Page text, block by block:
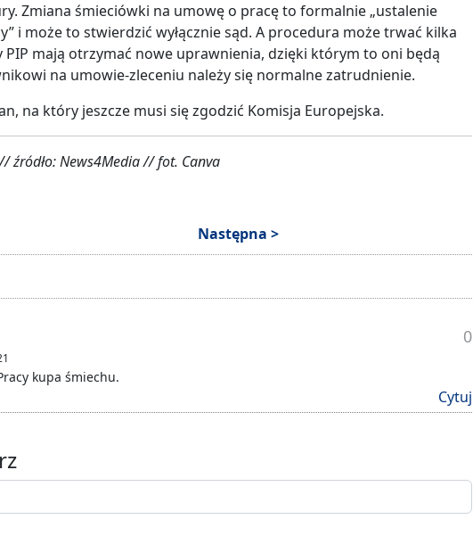
Zmiana śmieciówki na umowę o pracę to formalnie „ustalenie
i może to stwierdzić wyłącznie sąd. A procedura może trwać kilka
mają otrzymać nowe uprawnienia, dzięki którym to oni będą
na umowie-zleceniu należy się normalne zatrudnienie.
na który jeszcze musi się zgodzić Komisja Europejska.
źródło: News4Media // fot. Canva
Następna >
0
kupa śmiechu.
Cytuj